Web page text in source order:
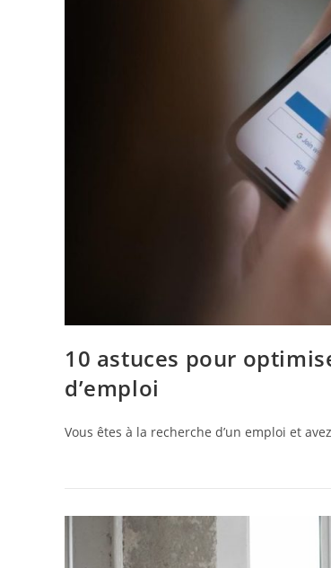
10 astuces pour
d’emploi
Vous êtes à la recherche d’un emploi et